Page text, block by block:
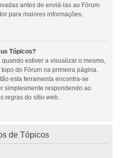
antes de enviá-las ao Fórum.
para maiores informações.
Tópicos?
estiver a visualizar o mesmo,
do Fórum na primeira página.
esta ferramenta encontra-se
simplesmente respondendo ao
regras do sítio web.
de Tópicos